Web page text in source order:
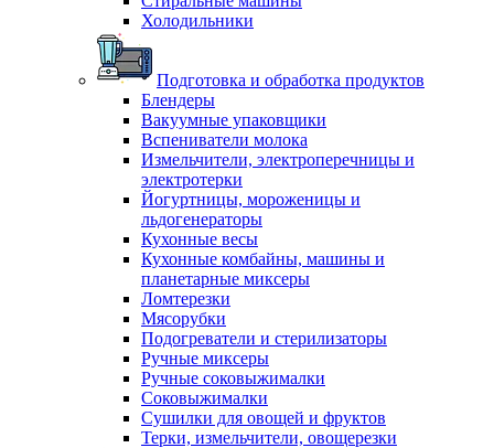
Холодильники
Подготовка и обработка продуктов
Блендеры
Вакуумные упаковщики
Вспениватели молока
Измельчители, электроперечницы и
электротерки
Йогуртницы, мороженицы и
льдогенераторы
Кухонные весы
Кухонные комбайны, машины и
планетарные миксеры
Ломтерезки
Мясорубки
Подогреватели и стерилизаторы
Ручные миксеры
Ручные соковыжималки
Соковыжималки
Сушилки для овощей и фруктов
Терки, измельчители, овощерезки